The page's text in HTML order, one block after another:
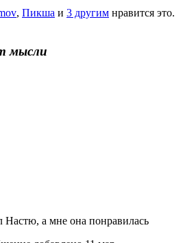
, Пикша и 3 другим нравится это.
мысли
Настю, а мне она понравилась